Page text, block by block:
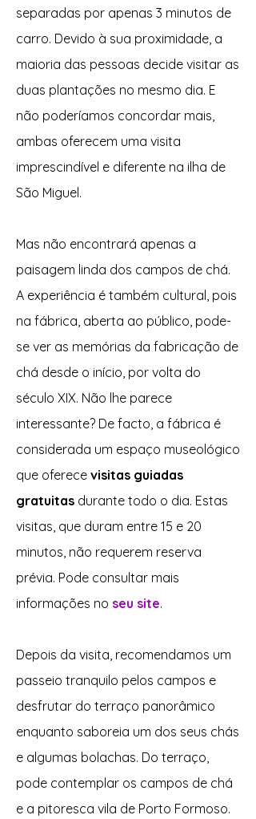
separadas por apenas 3 minutos de
carro. Devido à sua proximidade, a
maioria das pessoas decide visitar as
duas plantações no mesmo dia. E
não poderíamos concordar mais,
ambas oferecem uma visita
imprescindível e diferente na ilha de
São Miguel.
Mas não encontrará apenas a
paisagem linda dos campos de chá.
A experiência é também cultural, pois
na fábrica, aberta ao público, pode-
se ver as memórias da fabricação de
chá desde o início, por volta do
século XIX. Não lhe parece
interessante? De facto, a fábrica é
considerada um espaço museológico
que oferece visitas guiadas
gratuitas durante todo o dia. Estas
visitas, que duram entre 15 e 20
minutos, não requerem reserva
prévia. Pode consultar mais
informações no seu site.
Depois da visita, recomendamos um
passeio tranquilo pelos campos e
desfrutar do terraço panorâmico
enquanto saboreia um dos seus chás
e algumas bolachas. Do terraço,
pode contemplar os campos de chá
e a pitoresca vila de Porto Formoso.